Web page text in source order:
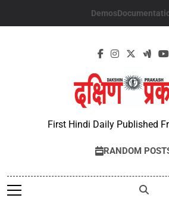
Demos
First Hindi Daily Published
RANDOM